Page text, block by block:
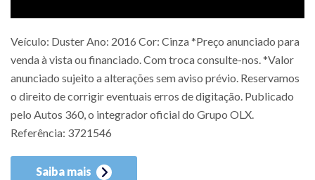
Veículo: Duster Ano: 2016 Cor: Cinza *Preço anunciado para
venda à vista ou financiado. Com troca consulte-nos. *Valor
anunciado sujeito a alterações sem aviso prévio. Reservamos
o direito de corrigir eventuais erros de digitação. Publicado
pelo Autos 360, o integrador oficial do Grupo OLX.
Referência: 3721546
Saiba mais